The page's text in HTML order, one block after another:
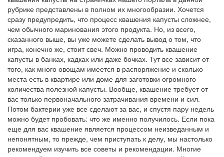
рубрике представлены в полном их многообразии. Хочется
сразу предупредить, что процесс квашения капусты сложнее,
чем обычного маринования этого продукта. Но, из всего,
сказанного выше, вы уже можете сделать вывод о том, что
игра, конечно же, стоит свеч. Можно проводить квашение
капусты в банках, кадках или даже бочках. Тут все зависит от
того, как много овощам имеется в распоряжение и сколько
места есть в квартире или доме для заготовки огромного
количества полезной капусты. Вообще, квашение требует от
вас только первоначального затрачивания времени и сил.
Потом бактерии уже все сделают за вас, и спустя пару недель
можно будет пробовать: что же именно получилось. Если пока
еще для вас квашение является процессом неизведанным и
непонятным, то прежде, чем приступать к делу, мы настолько
рекомендуем изучить все советы и рекомендации. Многие